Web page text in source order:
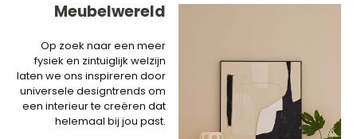
Meubelwereld
Op zoek naar een meer
fysiek en zintuiglijk welzijn
laten we ons inspireren door
universele designtrends om
een interieur te creëren dat
helemaal bij jou past.